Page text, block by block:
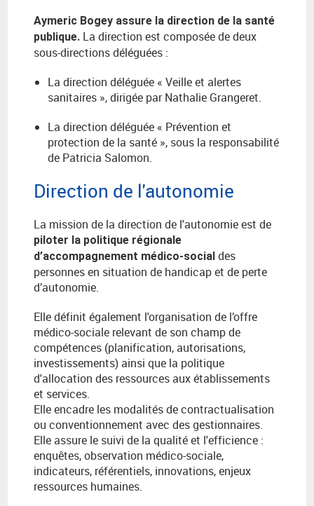
Aymeric Bogey assure la direction de la santé
publique. La direction est composée de deux
sous-directions déléguées :
La direction déléguée « Veille et alertes
sanitaires », dirigée par Nathalie Grangeret.
La direction déléguée « Prévention et
protection de la santé », sous la responsabilité
de Patricia Salomon.
Direction de l'autonomie
La mission de la direction de l'autonomie est de
piloter la politique régionale
d’accompagnement médico-social des
personnes en situation de handicap et de perte
d’autonomie.
Elle définit également l'organisation de l’offre
médico-sociale relevant de son champ de
compétences (planification, autorisations,
investissements) ainsi que la politique
d'allocation des ressources aux établissements
et services.
Elle encadre les modalités de contractualisation
ou conventionnement avec des gestionnaires.
Elle assure le suivi de la qualité et l'efficience :
enquêtes, observation médico-sociale,
indicateurs, référentiels, innovations, enjeux
ressources humaines.